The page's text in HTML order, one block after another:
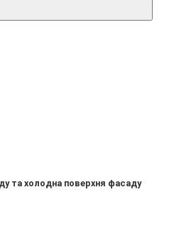
та холодна поверхня фасаду